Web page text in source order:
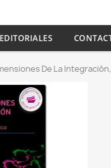
EDITORIALES
De La